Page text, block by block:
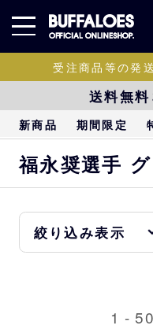
受注商品等の発
送料無料
新商品 期間限定
福永奨選手
1 - 50